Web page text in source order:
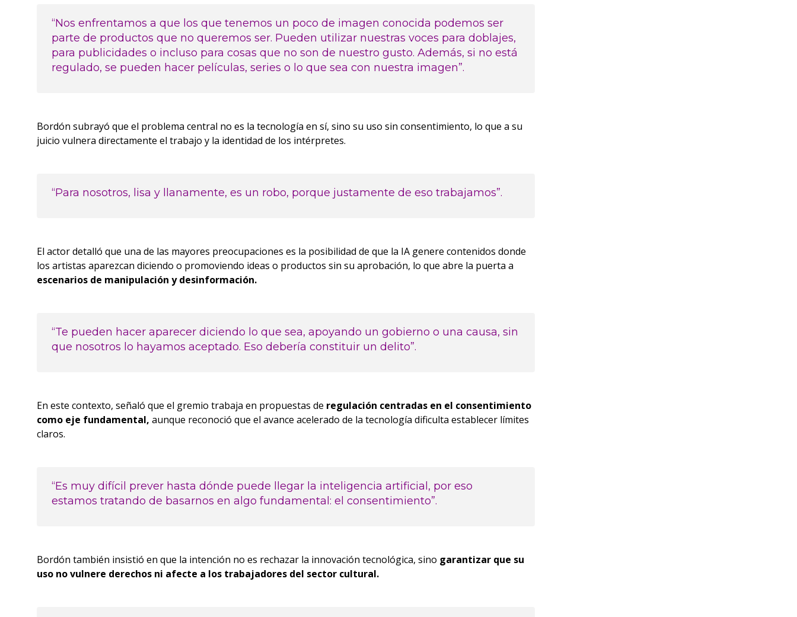
“Nos enfrentamos a que los que tenemos un poco de imagen conocida podemos ser
parte de productos que no queremos ser. Pueden utilizar nuestras voces para doblajes,
para publicidades o incluso para cosas que no son de nuestro gusto. Además, si no está
regulado, se pueden hacer películas, series o lo que sea con nuestra imagen”.
Bordón subrayó que el problema central no es la tecnología en sí, sino su uso sin consentimiento, lo que a su
juicio vulnera directamente el trabajo y la identidad de los intérpretes.
“Para nosotros, lisa y llanamente, es un robo, porque justamente de eso trabajamos”.
El actor detalló que una de las mayores preocupaciones es la posibilidad de que la IA genere contenidos donde
los artistas aparezcan diciendo o promoviendo ideas o productos sin su aprobación, lo que abre la puerta a
escenarios de manipulación y desinformación.
“Te pueden hacer aparecer diciendo lo que sea, apoyando un gobierno o una causa, sin
que nosotros lo hayamos aceptado. Eso debería constituir un delito”.
En este contexto, señaló que el gremio trabaja en propuestas de regulación centradas en el consentimiento
como eje fundamental, aunque reconoció que el avance acelerado de la tecnología dificulta establecer límites
claros.
“Es muy difícil prever hasta dónde puede llegar la inteligencia artificial, por eso
estamos tratando de basarnos en algo fundamental: el consentimiento”.
Bordón también insistió en que la intención no es rechazar la innovación tecnológica, sino garantizar que su
uso no vulnere derechos ni afecte a los trabajadores del sector cultural.